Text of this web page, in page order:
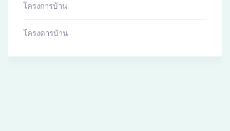
โครงการบ้าน
โครงดารบ้าน